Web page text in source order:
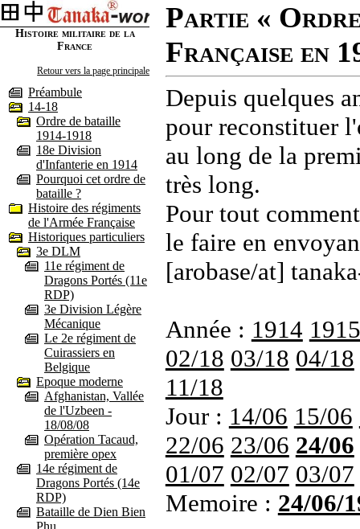
Histoire militaire de la
France
Retour vers la page principale
Préambule
14-18
Ordre de bataille
1914-1918
18e Division
d'Infanterie en 1914
Pourquoi cet ordre de
bataille ?
Histoire des régiments
de l'Armée Française
Historiques particuliers
3e DLM
11e régiment de
Dragons Portés (11e
RDP)
3e Division Légère
Mécanique
Le 2e régiment de
Cuirassiers en
Belgique
Epoque moderne
Afghanistan, Vallée
de l'Uzbeen -
18/08/08
Opération Tacaud,
première opex
14e régiment de
Dragons Portés (14e
RDP)
Bataille de Dien Bien
Phu
Partie «
Française en
Depuis quelques
pour reconstituer
au long de la
très long.
Pour tout
le faire en
[arobase/at]
Année : 1914 1915
02/18 03/18 04/18
11/18
Jour : 14/06 15/06
22/06 23/06 24/06
01/07 02/07 03/07
Memoire : 24/06/